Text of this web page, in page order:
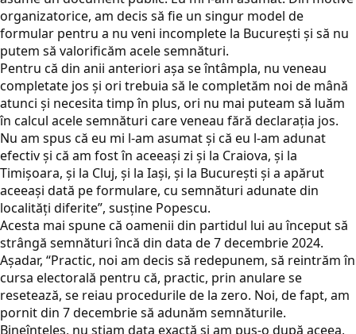
organizatorice, am decis să fie un singur model de
formular pentru a nu veni incomplete la București și să nu
putem să valorificăm acele semnături.
Pentru că din anii anteriori așa se întâmpla, nu veneau
completate jos și ori trebuia să le completăm noi de mână
atunci și necesita timp în plus, ori nu mai puteam să luăm
în calcul acele semnături care veneau fără declarația jos.
Nu am spus că eu mi l-am asumat și că eu l-am adunat
efectiv și că am fost în aceeași zi și la Craiova, și la
Timișoara, și la Cluj, și la Iaşi, și la București și a apărut
aceeași dată pe formulare, cu semnături adunate din
localități diferite”, susţine Popescu.
Acesta mai spune că oamenii din partidul lui au început să
strângă semnături încă din data de 7 decembrie 2024.
Aşadar, “Practic, noi am decis să redepunem, să reintrăm în
cursa electorală pentru că, practic, prin anulare se
resetează, se reiau procedurile de la zero. Noi, de fapt, am
pornit din 7 decembrie să adunăm semnăturile.
Bineînțeles, nu știam data exactă și am pus-o după aceea,